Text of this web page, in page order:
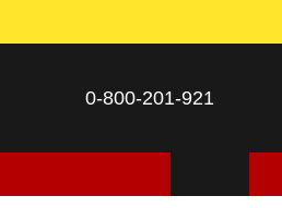
0-800-201-921